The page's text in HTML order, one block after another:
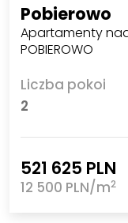
Pobierowo
Apartamenty
POBIEROWO
Liczba pokoi
2
521 625 PLN
12 500 PLN/m2